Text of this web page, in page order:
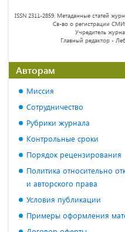
ISSN 2311-2859. Метаданные статей
Св-во о регистрации
Учредитель
Главный редактор -
Авторам
Миссия
Сотрудничество
Рубрики журнала
Контрольные сроки
Порядок рецензирования
Политика относительно
и авторского права
Условия публикации
Примеры оформления